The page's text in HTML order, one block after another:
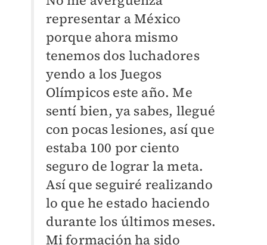
representar a México
porque ahora mismo
tenemos dos luchadores
yendo a los Juegos
Olímpicos este año. Me
sentí bien, ya sabes, llegué
con pocas lesiones, así que
estaba 100 por ciento
seguro de lograr la meta.
Así que seguiré realizando
lo que he estado haciendo
durante los últimos meses.
Mi formación ha sido